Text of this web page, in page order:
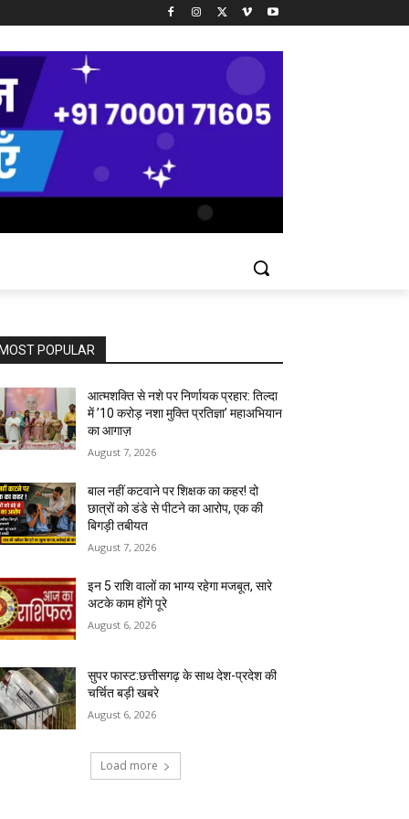
MOST POPULAR
आत्मशक्ति से नशे पर निर्णायक प्रहार: तिल्दा
में ’10 करोड़ नशा मुक्ति प्रतिज्ञा’ महाअभियान
का आगाज़
August 7, 2026
बाल नहीं कटवाने पर शिक्षक का कहर! दो
छात्रों को डंडे से पीटने का आरोप, एक की
बिगड़ी तबीयत
August 7, 2026
इन 5 राशि वालों का भाग्य रहेगा मजबूत, सारे
अटके काम होंगे पूरे
August 6, 2026
सुपर फास्ट:छत्तीसगढ़ के साथ देश-प्रदेश की
चर्चित बड़ी खबरे
August 6, 2026
Load more